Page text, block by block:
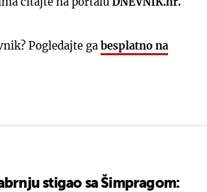
Pogledajte ga besplatno na
stigao sa Šimpragom: